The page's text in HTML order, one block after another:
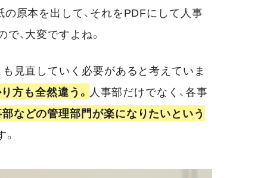
原本を出して、それをPDFにして人事
、大変ですよね。
見直していく必要があると考えていま
方も全然違う。 人事部だけでなく、各事
などの管理部門が楽になりたいという